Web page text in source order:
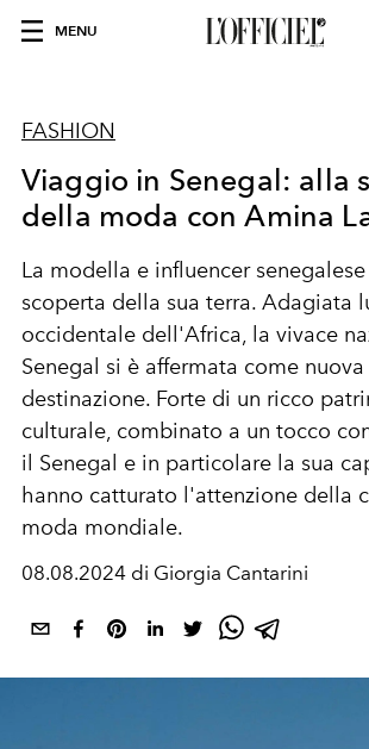
MENU
FASHION
Viaggio in Senegal: alla
della moda con Amina
La modella e influencer
scoperta della sua terra. Adagiata
occidentale dell'Africa, la vivace
Senegal si è affermata come
destinazione. Forte di un ricco
culturale, combinato a un tocco
il Senegal e in particolare la sua
hanno catturato l'attenzione della
moda mondiale.
08.08.2024 di Giorgia Cantarini